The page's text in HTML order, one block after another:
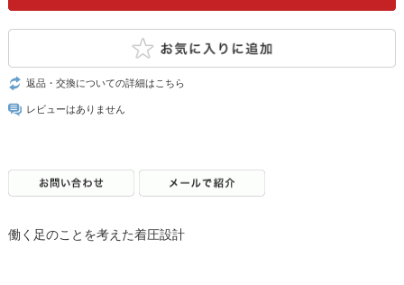
返品・交換についての詳細はこちら
レビューはありません
働く足のことを考えた着圧設計